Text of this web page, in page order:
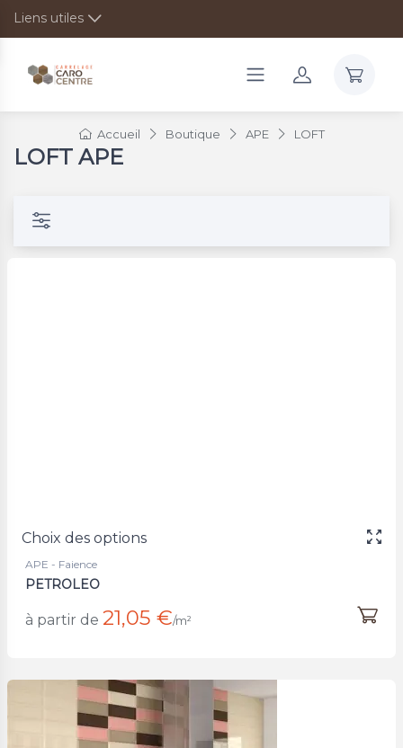
Liens utiles
Accueil Boutique APE LOFT
LOFT APE
Choix des options
APE - Faience
PETROLEO
à partir de 21,05 €/m²